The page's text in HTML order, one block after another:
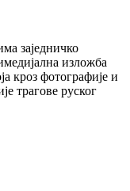
заједничко
изложба
кроз фотографије и
трагове руског